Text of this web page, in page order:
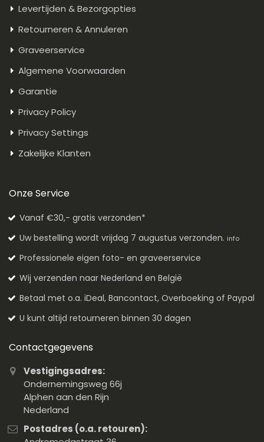
Levertijden & Bezorgopties
Retourneren & Annuleren
Graveerservice
Algemene Voorwaarden
Garantie
Privacy Policy
Privacy Settings
Zakelijke Klanten
Onze Service
Vanaf €30,- gratis verzonden*
Uw bestelling wordt vrijdag 7 augustus verzonden. info
Professionele eigen foto- en graveerservice
Wij verzenden naar Nederland en België
Betaal met o.a. iDeal, Bancontact, Overboeking of Paypal
U kunt altijd retourneren binnen 30 dagen
Contactgegevens
Vestigingsadres:
Ondernemingsweg 66j
Alphen aan den Rijn
Nederland
Postadres (o.a. retouren):